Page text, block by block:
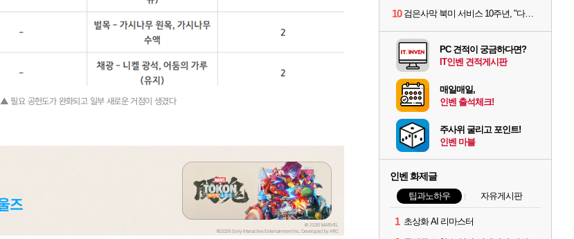
▲ 필요 공헌도가 완화되고 일부 새로운 거점이 생겼다
10 검은사막 북미 서비스 10주년, "다음 10년도 우리만의 액션으로"
PC 견적이 궁금하다면?
IT인벤 견적게시판
매일매일,
인벤 출석체크!
주사위 굴리고 포인트!
인벤 마블
인벤 화제글
팁과노하우 자유게시판
1 초상화 AI 리마스터